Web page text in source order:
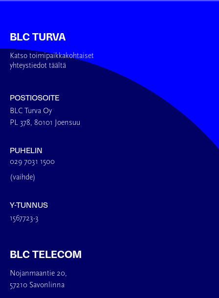
BLC TURVA
Katso toimipaikkakohtaiset
yhteystiedot täältä
POSTIOSOITE
BLC Turva Oy
PL 378, 80101 Joensuu
PUHELIN
029 7031 1500
(vaihde)
Y-TUNNUS
1567723-3
BLC TELECOM
Nojanmaantie 20,
57210 Savonlinna